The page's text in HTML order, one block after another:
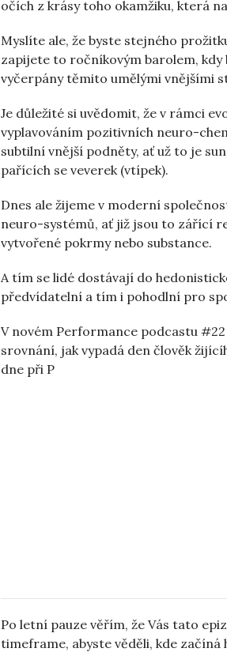
očích z krásy toho okamžiku, která
Myslíte ale, že byste stejného
zapijete to ročníkovým barolem,
vyčerpány těmito umělými vnějšími
Je důležité si uvědomit, že v rámci
vyplavováním pozitivních neuro-
subtilní vnější podněty, ať už to je
pařících se veverek (vtípek).
Dnes ale žijeme v moderní
neuro-systémů, ať již jsou to zářící
vytvořené pokrmy nebo substance.
A tím se lidé dostávají do
předvídatelní a tím i pohodlní pro
V novém Performance podcastu
srovnání, jak vypadá den člověk
dne při P
Po letní pauze věřím, že Vás tato
timeframe, abyste věděli, kde začíná